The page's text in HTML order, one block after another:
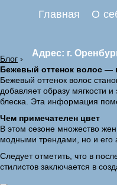
Главная О
Адрес: г.
Блог ›
Бежевый оттенок волос —
Бежевый оттенок волос
добавляет образу мягкости
блеска. Эта информация
Чем примечателен цвет
В этом сезоне множество
модными трендами, но и его
Следует отметить, что в
стилистов заключается в